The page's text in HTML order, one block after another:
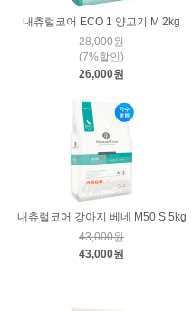
내츄럴코어 ECO 1 양고기 M 2kg
28,000원
(7%할인)
26,000원
내츄럴코어 강아지 베네 M50 S 5kg
43,000원
43,000원